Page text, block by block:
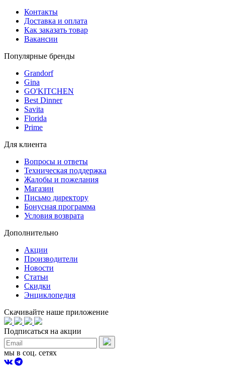
Контакты
Доставка и оплата
Как заказать товар
Вакансии
Популярные бренды
Grandorf
Gina
GO'KITCHEN
Best Dinner
Savita
Florida
Prime
Для клиента
Вопросы и ответы
Техническая поддержка
Жалобы и пожелания
Магазин
Письмо директору
Бонусная программа
Условия возврата
Дополнительно
Акции
Производители
Новости
Статьи
Скидки
Энциклопедия
Скачивайте наше приложение
Подписаться на акции
мы в соц. сетях